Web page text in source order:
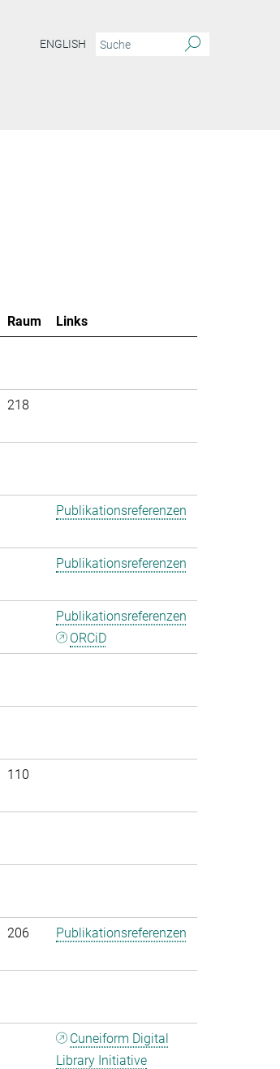
ENGLISH
Raum
Links
218
Publikationsreferenzen
Publikationsreferenzen
Publikationsreferenzen
ORCiD
110
206 Publikationsreferenzen
Cuneiform Digital
Library Initiative